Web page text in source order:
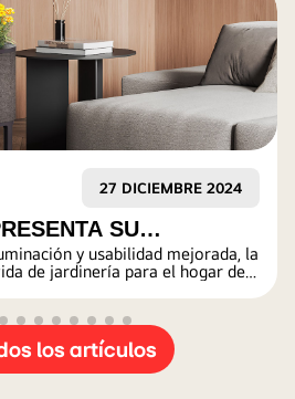
27 DICIEMBRE 2024
SU
DE
INTERIOR
y usabilidad mejorada, la
de jardinería para el hogar de
Ver todos los artículos